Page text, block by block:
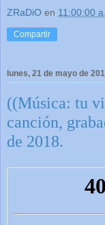
ZRaDiO en 11:00:00
Compartir
lunes, 21 de mayo de
((Música: tu
canción,
de 2018.